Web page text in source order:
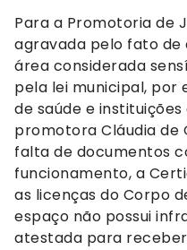
Para a Promotoria de
agravada pelo fato de
área considerada
pela lei municipal, por
de saúde e instituições
promotora Cláudia de
falta de documentos
funcionamento, a
as licenças do Corpo
espaço não possui
atestada para